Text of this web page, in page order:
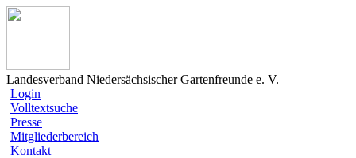
Landesverband Niedersächsischer Gartenfreunde e. V.
Login
Volltextsuche
Presse
Mitgliederbereich
Kontakt